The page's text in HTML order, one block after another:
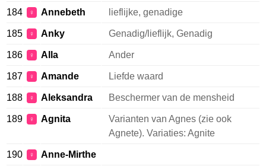
184 ♀ Annebeth lieflijke, genadige
185 ♀ Anky Genadig/lieflijk, Genadig
186 ♀ Alla Ander
187 ♀ Amande Liefde waard
188 ♀ Aleksandra Beschermer van de mensheid
189 ♀ Agnita
Varianten van Agnes (zie ook
Agnete). Variaties: Agnite
190 ♀ Anne-Mirthe